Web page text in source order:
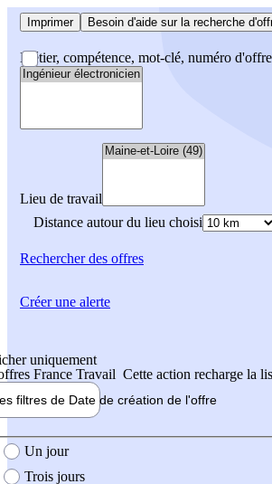
Imprimer Besoin d'aide sur la recherche
Métier, compétence, mot-clé, numéro d'offre
Lieu de travail
Distance autour du lieu choisi
Rechercherdes offres
uniquement
France Travail Cette action recharge la
filtres de Date de création de l'offre
création de l'offre
Un jour
Trois jours
Créer une alerte